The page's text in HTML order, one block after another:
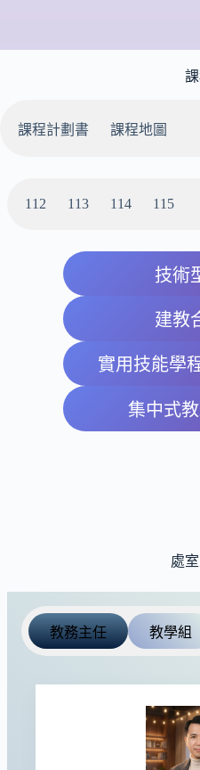
課程計劃書 課程地圖
112 113 114 115
技術
建教
實用技能學
集中式
處
教務主任 教學組